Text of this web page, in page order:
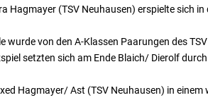
Hagmayer (TSV Neuhausen) erspielte sich
von den A-Klassen Paarungen des
setzten sich am Ende Blaich/ Dierolf
Hagmayer/ Ast (TSV Neuhausen) in einem